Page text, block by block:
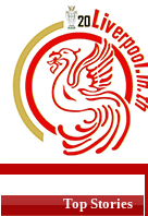
Top Stories